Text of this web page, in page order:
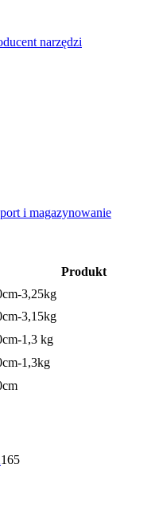
i magazynowanie
Produkt
3,25kg
3,15kg
1,3 kg
1,3kg
165165